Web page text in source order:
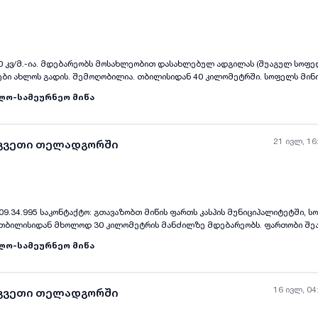
კვ/მ.-ია. მდებარეობს მოსახლეობით დასახლებულ ადგილას (შუაგულ
ახლოს გადის. შემოღობილია. თბილისიდან 40 კილომეტრში. სოფელს
სამეურნეო მიწა
21 ივლ,
ყველა ფოტო+(1
თელადგორში
მიწის ფართს კასპის მუნიციპალიტეტში, სოფელ
მხოლოდ 30 კილომეტრის მანძილზე მდებარეობს. ფართობი შეადგენს 7600
- როგორც სასახლკარედ ისე სასოფლო სამეურნეოდ. ნაკვეთთან
დიდი ღია სივრცის გამო იდეალურია სოლარული ენერგიის სადგურის
ნაყოფიერი ნიადაგი შიდა ქართლის ვაკეზე, კარგი ინფრასტრუქტურა და
ნაკვეთთან გამოდის ბუნებრივი წყარო აგრეთვე მარტივად ამოდის
სამეურნეო მიწა
16 ივლ,
თელადგორში